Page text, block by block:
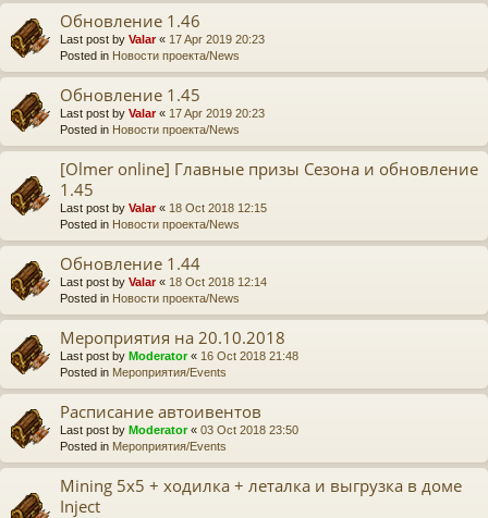
Обновление 1.46
Last post by Valar« 17 Apr 2019 20:23
Posted in Новости проекта/News
Обновление 1.45
Last post by Valar« 17 Apr 2019 20:23
Posted in Новости проекта/News
[Olmer online] Главные призы Сезона и обновление
1.45
Last post by Valar« 18 Oct 2018 12:15
Posted in Новости проекта/News
Обновление 1.44
Last post by Valar« 18 Oct 2018 12:14
Posted in Новости проекта/News
Мероприятия на 20.10.2018
Last post by Moderator« 16 Oct 2018 21:48
Posted in Мероприятия/Events
Расписание автоивентов
Last post by Moderator« 03 Oct 2018 23:50
Posted in Мероприятия/Events
Mining 5x5 + ходилка + леталка и выгрузка в доме
Inject